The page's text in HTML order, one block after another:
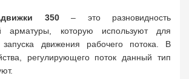
350– это разновидность
арматуры, которую используют для
движения рабочего потока. В
регулирующего поток данный тип